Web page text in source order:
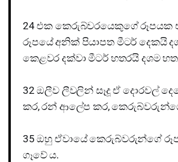
24 එක කෙරුබ්වරයෙකුගේ රූපයක
රූපයේ අනික් පියාපත මීටර් දෙකයි
කෙළවර දක්වා මීටර් හතරයි දශම
32 ඔලීව ලීවලින් සෑදූ ඒ දොරවල්
කර, රන් ආලේප කර,
35 ඔහු ඒවායේ කෙරුබ්වරුන්ගේ රූප
ගෑවේ ය.